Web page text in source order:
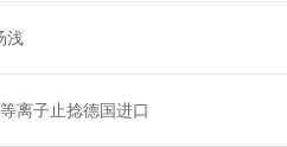
浅
离子止捻德国进口